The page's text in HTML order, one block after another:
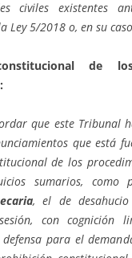
civiles existentes
Ley 5/2018 o, en su
de
que este Tribunal
que está
de los
sumarios, como
, el de
con cognición
para el